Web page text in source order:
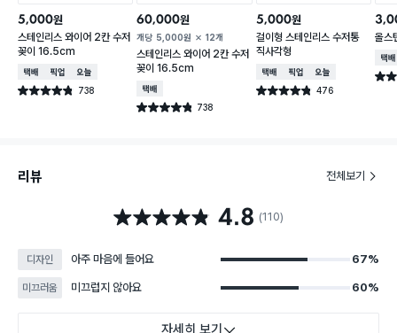
5,000원
스테인리스 와이어 2칸 수저
꽂이 16.5cm
택배배송매장픽업오늘배송
별점 4.8점 738
건 작성
60,000원
개당 5,000원 12개
스테인리스 와이어 2칸 수저
꽂이 16.5cm
택배배송
별점 4.8점 738
건 작성
5,000원
걸이형 스테인리스 수저통
직사각형
택배배송매장픽업오늘배송
별점 4.8점 476
건 작성
올스
택배
별점
리뷰 전체보기
별점 4.8점 4.8 (110)
디자인 아주 마음에 들어요 67%
미끄러움 미끄럽지 않아요 60%
자세히 보기